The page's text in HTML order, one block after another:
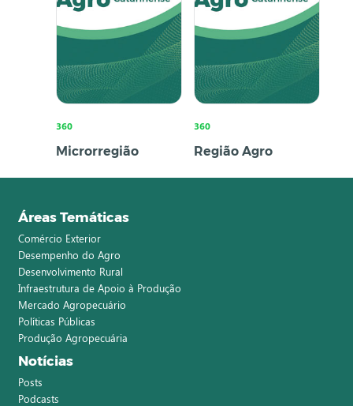
360
Microrregião
360
Região Agro
Áreas Temáticas
Comércio Exterior
Desempenho do Agro
Desenvolvimento Rural
Infraestrutura de Apoio à Produção
Mercado Agropecuário
Políticas Públicas
Produção Agropecuária
Notícias
Posts
Podcasts